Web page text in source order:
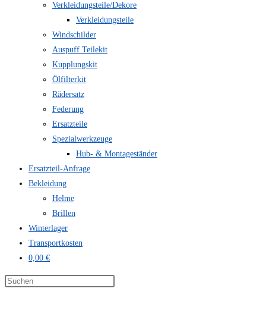
Verkleidungsteile/Dekore
Verkleidungsteile
Windschilder
Auspuff Teilekit
Kupplungskit
Ölfilterkit
Rädersatz
Federung
Ersatzteile
Spezialwerkzeuge
Hub- & Montageständer
Ersatzteil-Anfrage
Bekleidung
Helme
Brillen
Winterlager
Transportkosten
0,00 €